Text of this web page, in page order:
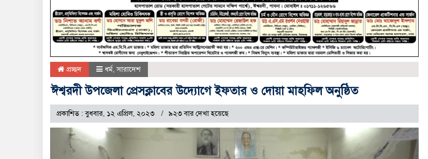
প্রচ্ছদ ধর্ম,সারাদেশ
ঈশ্বরদী উপজেলা প্রেসক্লাবের উদ্যোগে ইফতার ও দোয়া মাহফিল অনুষ্ঠিত
প্রকাশিত : বুধবার, ১২ এপ্রিল, ২০২৩ ৯২৩ বার দেখা হয়েছে